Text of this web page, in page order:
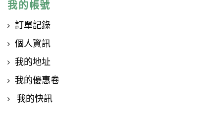
我的帳號
訂單記錄
個人資訊
我的地址
我的優惠卷
我的快訊